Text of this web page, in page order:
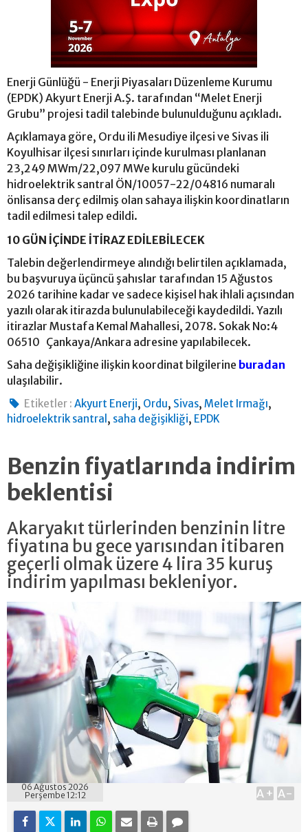
Enerji Günlüğü - Enerji Piyasaları Düzenleme Kurumu
(EPDK) Akyurt Enerji A.Ş. tarafından “Melet Enerji
Grubu” projesi tadil talebinde bulunulduğunu açıkladı.
Açıklamaya göre, Ordu ili Mesudiye ilçesi ve Sivas ili
Koyulhisar ilçesi sınırları içinde kurulması planlanan
23,249 MWm/22,097 MWe kurulu gücündeki
hidroelektrik santral ÖN/10057-22/04816 numaralı
önlisansa derç edilmiş olan sahaya ilişkin koordinatların
tadil edilmesi talep edildi.
10 GÜN İÇİNDE İTİRAZ EDİLEBİLECEK
Talebin değerlendirmeye alındığı belirtilen açıklamada,
bu başvuruya üçüncü şahıslar tarafından 15 Ağustos
2026 tarihine kadar ve sadece kişisel hak ihlali açısından
yazılı olarak itirazda bulunulabileceği kaydedildi. Yazılı
itirazlar Mustafa Kemal Mahallesi, 2078. Sokak No:4
06510 Çankaya/Ankara adresine yapılabilecek.
Saha değişikliğine ilişkin koordinat bilgilerine buradan
ulaşılabilir.
Etiketler : Akyurt Enerji, Ordu, Sivas,Melet Irmağı,
hidroelektrik santral , saha değişikliği, EPDK
Benzin fiyatlarında indirim
beklentisi
Akaryakıt türlerinden benzinin litre
fiyatına bu gece yarısından itibaren
geçerli olmak üzere 4 lira 35 kuruş
indirim yapılması bekleniyor.
06 Ağustos 2026
Perşembe 12:12
A+ A-